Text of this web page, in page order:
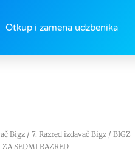
Otkup i zamena udzbenika
Bigz/ 7. Razred izdavač Bigz/ BIGZ
ZA SEDMI RAZRED